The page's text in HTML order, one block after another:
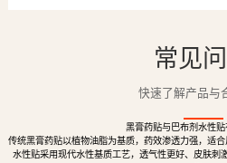
常见
快速了解产品与
黑膏药贴与巴布剂水性贴
传统黑膏药贴以植物油脂为基质，药效渗透力强，适
水性贴采用现代水性基质工艺，透气性更好、皮肤刺